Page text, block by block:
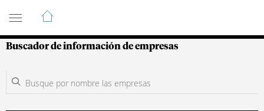
Guía de Empresas Colombianas
Buscador de información de empresas